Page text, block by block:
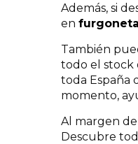
Además, si
en
También
todo el stock
toda España
momento,
Al margen
Descubre